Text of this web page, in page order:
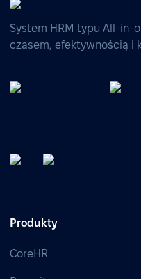
System HRM typu All-in-
czasem, efektywnością i
Produkty
CoreHR